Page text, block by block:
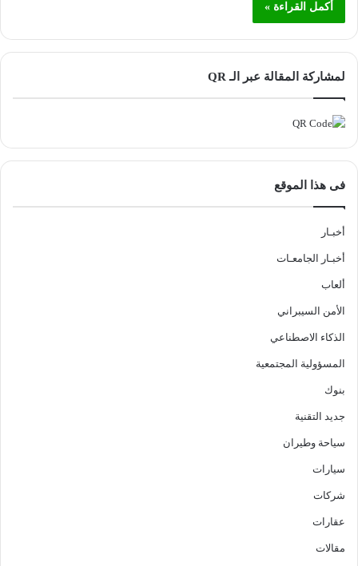
أكمل القراءة »
لمشاركة المقالة عبر الـ QR
فى هذا الموقع
أخبـار
أخبـار الجامعـات
ألعاب
الأمن السيبراني
الذكاء الاصطناعي
المسؤولية المجتمعية
بنوك
جديد التقنية
سياحة وطيران
سيارات
شركات
عقارات
مقالات